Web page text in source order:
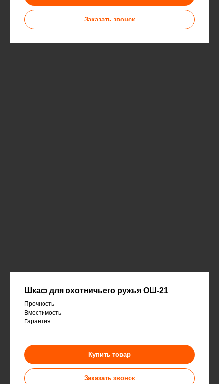
Заказать звонок
Шкаф для охотничьего ружья ОШ-21
Прочность
Вместимость
Гарантия
Купить товар
Заказать звонок